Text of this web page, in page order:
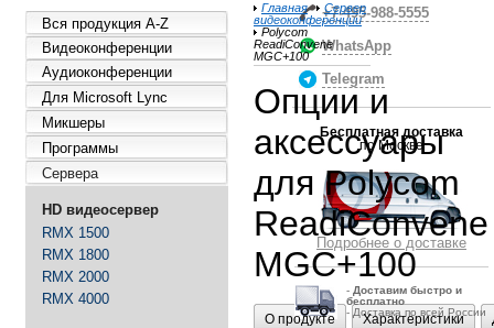
Вся продукция A-Z
Видеоконференции
Аудиоконференции
Для Microsoft Lync
Микшеры
Программы
Сервера
HD видеосервер
RMX 1500
RMX 1800
RMX 2000
RMX 4000
+7-495-988-5555
WhatsApp
Telegram
Бесплатная доставка
по Москве
Подробнее о доставке
- Доставим быстро и
бесплатно
- Доставка по всей России
Главная
Сервер
видеоконференции
Polycom
ReadiConvene
MGC+100
Опции и
аксессуары
для Polycom
ReadiConvene
MGC+100
О продукте Характеристики